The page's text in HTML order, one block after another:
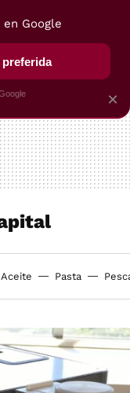
VEGUI
Aceite Pasta
×
en Google